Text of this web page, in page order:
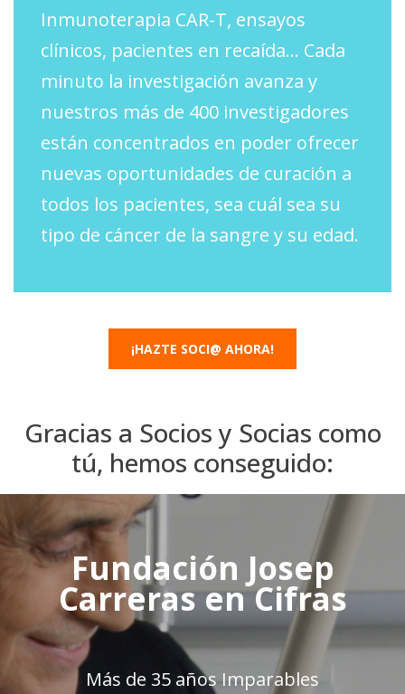
Inmunoterapia CAR-T, ensayos
clínicos, pacientes en recaída… Cada
minuto la investigación avanza y
nuestros más de 400 investigadores
están concentrados en poder ofrecer
nuevas oportunidades de curación a
todos los pacientes, sea cuál sea su
tipo de cáncer de la sangre y su edad.
¡HAZTE SOCI@ AHORA!
Gracias a Socios y Socias como
tú, hemos conseguido:
Fundación Josep
Carreras en Cifras
Más de 35 años Imparables